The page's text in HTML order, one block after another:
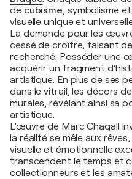
de cubisme, symbolisme
visuelle unique et
La demande pour les
cessé de croître, faisant
recherché. Posséder une
acquérir un fragment
artistique. En plus de ses
dans le vitrail, les décors
murales, révélant ainsi sa
artistique.
L'œuvre de Marc Chagall
la réalité se mêle aux
visuelle et émotionnelle
transcendent le temps et
collectionneurs et les